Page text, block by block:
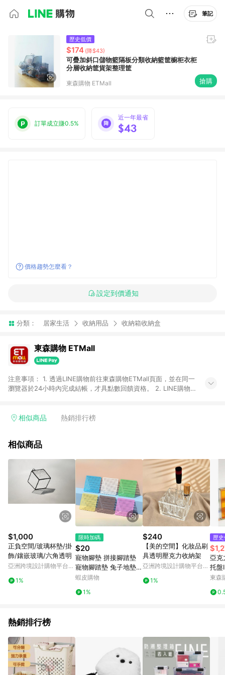
筆記
歷史低價
$174 (降$43)
可疊加斜口儲物籃隔板分類收納籃筐櫥柜衣柜
分層收納筐貨架整理筐
東森購物 ETMall 搶購
訂單成立賺0.5%
近一年最省
$43
價格趨勢怎麼看？
設定到價通知
分類： 居家生活 收納用品 收納箱收納盒
東森購物 ETMall
注意事項： 1. 透過LINE購物前往東森購物ETMall頁面，並在同一
瀏覽器於24小時內完成結帳，才具點數回饋資格。 2. LINE購物
單，皆不在點數回饋範圍內。 3. 如購買以下類別商品，將無法獲
球嚴選、商城、專案商品、「草莓網」全館商品。 4. 如取消訂
回饋。 5. 點數回饋會扣除所有折扣優惠後之最終發票金額計算，
實際回饋請依LINE購物通知為主。 6. 訂單如有使用東森購物
ETMall站內之折扣優惠(包含但不限於東森幣、樂透金、東森現金
券等)，不具點數回饋資格。詳細請依東森購物ETMall之結帳頁面
顯示為準。 7. LINE購物設有「單一商品最高回饋點數」機制(特
殊活動時開放「回饋無上限」)，以同一訂單中同一商品不論件數
計算，並依訂單成立時間當下LINE購物所設定的回饋機制為準。
8. LINE購物為購物資訊整合性平台，商品資料更新會有時間差，
如顯示之商品規格、顏色、價位、贈品與東森購物ETMall銷售網
頁不符，以銷售網頁標示為準。 9. 若有贈點爭議，請務必於訂單
日期+180天以內至LINE購物客服洽詢；若超過180天(含)以上進
行申訴，恕無法贈點回饋。 10. 部分點數紅包僅限指定商品使
用，或不適用於無回饋商品。各點數紅包之適用商品與使用條件
請依點數紅包頁面規則為準。
相似商品 熱銷排行榜
相似商品
$1,000
正負空間/玻璃杯墊/掛
飾/鑲嵌玻璃/六角透明
亞洲跨境設計購物平台
1%
限時加碼
$20
寵物腳墊 拼接腳踏墊
寵物腳踏墊 兔子地墊
寵物踏墊 兔子踏墊 浴
踏板 天竺鼠地墊 寵物
蝦皮購物
1%
$240
【美的空間】化妝品刷
具透明壓克力收納架
亞洲跨境設計購物平台
1%
歷
亞克
托盤
托樣
東森
熱銷排行榜